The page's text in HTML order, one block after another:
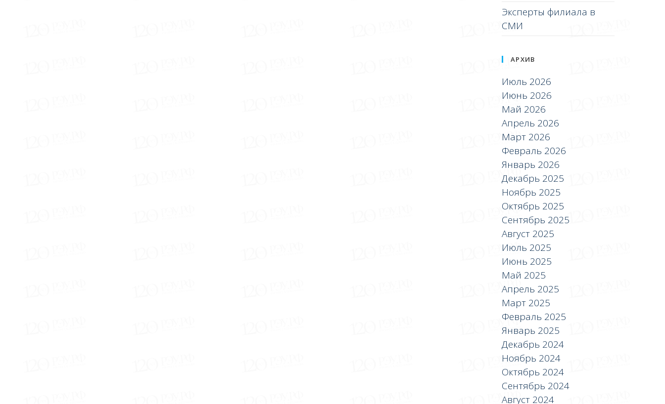
Эксперты филиала в
СМИ
АРХИВ
Июль 2026
Июнь 2026
Май 2026
Апрель 2026
Март 2026
Февраль 2026
Январь 2026
Декабрь 2025
Ноябрь 2025
Октябрь 2025
Сентябрь 2025
Август 2025
Июль 2025
Июнь 2025
Май 2025
Апрель 2025
Март 2025
Февраль 2025
Январь 2025
Декабрь 2024
Ноябрь 2024
Октябрь 2024
Сентябрь 2024
Август 2024